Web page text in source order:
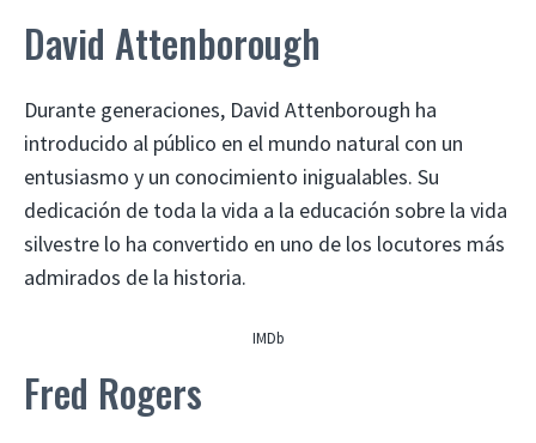
David Attenborough
Durante generaciones, David Attenborough ha
introducido al público en el mundo natural con un
entusiasmo y un conocimiento inigualables. Su
dedicación de toda la vida a la educación sobre la vida
silvestre lo ha convertido en uno de los locutores más
admirados de la historia.
IMDb
Fred Rogers